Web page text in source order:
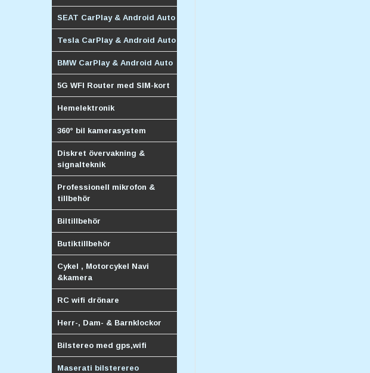
SEAT CarPlay & Android Auto
Tesla CarPlay & Android Auto
BMW CarPlay & Android Auto
5G WFI Router med SIM-kort
Hemelektronik
360° bil kamerasystem
Diskret övervakning &
signalteknik
Professionell mikrofon &
tillbehör
Biltillbehör
Butiktillbehör
Cykel , Motorcykel Navi
&kamera
RC wifi drönare
Herr-, Dam- & Barnklockor
Bilstereo med gps,wifi
Maserati bilsterereo